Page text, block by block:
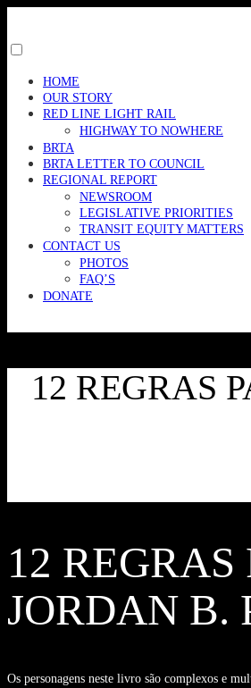
content
menu
visibility.
HOME
OUR STORY
RED LINE LIGHT RAIL
HIGHWAY TO NOWHERE
BRTA
BRTA LETTER TO COUNCIL
REGIONAL REPORT
NEWSROOM
LEGISLATIVE PRIORITIES
TRANSIT EQUITY MATTERS
CONTACT US
PHOTOS
FAQ’S
DONATE
12 REGRAS
12
JORDAN B.
Os personagens neste livro são complexos e